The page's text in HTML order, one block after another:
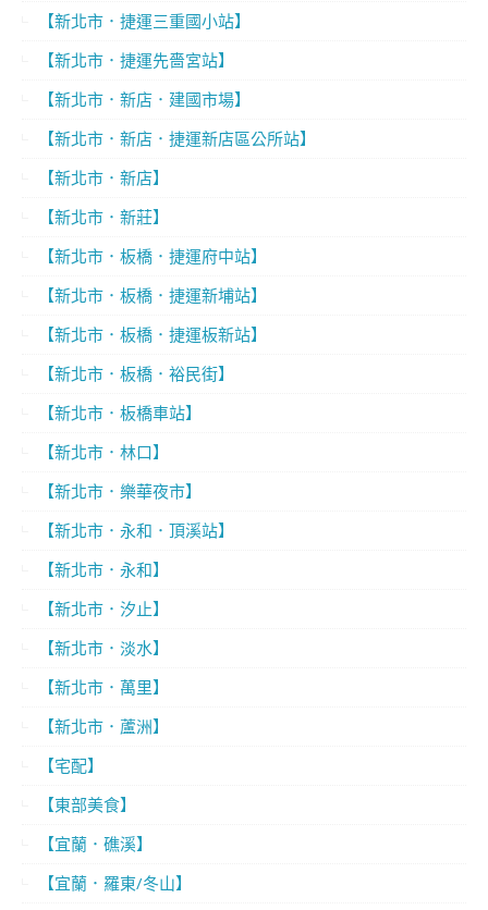
【新北市．捷運三重國小站】
【新北市．捷運先嗇宮站】
【新北市．新店．建國市場】
【新北市．新店．捷運新店區公所站】
【新北市．新店】
【新北市．新莊】
【新北市．板橋．捷運府中站】
【新北市．板橋．捷運新埔站】
【新北市．板橋．捷運板新站】
【新北市．板橋．裕民街】
【新北市．板橋車站】
【新北市．林口】
【新北市．樂華夜市】
【新北市．永和．頂溪站】
【新北市．永和】
【新北市．汐止】
【新北市．淡水】
【新北市．萬里】
【新北市．蘆洲】
【宅配】
【東部美食】
【宜蘭．礁溪】
【宜蘭．羅東/冬山】